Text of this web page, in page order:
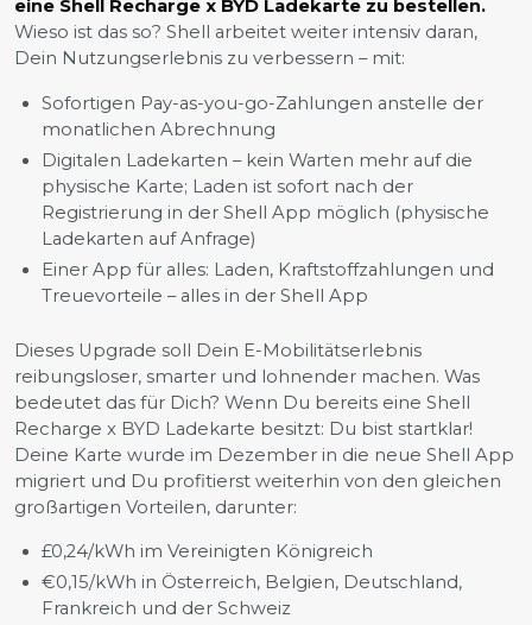
eine Shell Recharge x BYD Ladekarte zu bestellen.
Wieso ist das so? Shell arbeitet weiter intensiv daran,
Dein Nutzungserlebnis zu verbessern – mit:
Sofortigen Pay-as-you-go-Zahlungen anstelle der
monatlichen Abrechnung
Digitalen Ladekarten – kein Warten mehr auf die
physische Karte; Laden ist sofort nach der
Registrierung in der Shell App möglich (physische
Ladekarten auf Anfrage)
Einer App für alles: Laden, Kraftstoffzahlungen und
Treuevorteile – alles in der Shell App
Dieses Upgrade soll Dein E-Mobilitätserlebnis
reibungsloser, smarter und lohnender machen. Was
bedeutet das für Dich? Wenn Du bereits eine Shell
Recharge x BYD Ladekarte besitzt: Du bist startklar!
Deine Karte wurde im Dezember in die neue Shell App
migriert und Du profitierst weiterhin von den gleichen
großartigen Vorteilen, darunter:
£0,24/kWh im Vereinigten Königreich
€0,15/kWh in Österreich, Belgien, Deutschland,
Frankreich und der Schweiz